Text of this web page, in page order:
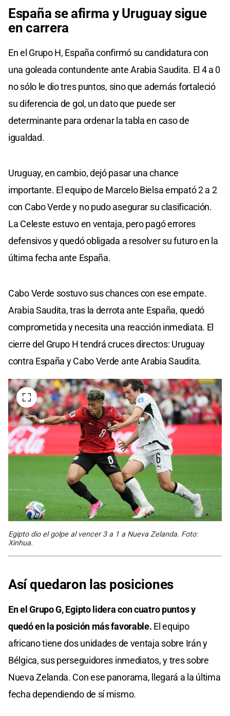
España se afirma y Uruguay sigue
en carrera
En el Grupo H, España confirmó su candidatura con
una goleada contundente ante Arabia Saudita. El 4 a 0
no sólo le dio tres puntos, sino que además fortaleció
su diferencia de gol, un dato que puede ser
determinante para ordenar la tabla en caso de
igualdad.
Uruguay, en cambio, dejó pasar una chance
importante. El equipo de Marcelo Bielsa empató 2 a 2
con Cabo Verde y no pudo asegurar su clasificación.
La Celeste estuvo en ventaja, pero pagó errores
defensivos y quedó obligada a resolver su futuro en la
última fecha ante España.
Cabo Verde sostuvo sus chances con ese empate.
Arabia Saudita, tras la derrota ante España, quedó
comprometida y necesita una reacción inmediata. El
cierre del Grupo H tendrá cruces directos: Uruguay
contra España y Cabo Verde ante Arabia Saudita.
Egipto dio el golpe al vencer 3 a 1 a Nueva Zelanda. Foto:
Xinhua.
Así quedaron las posiciones
En el Grupo G, Egipto lidera con cuatro puntos y
quedó en la posición más favorable. El equipo
africano tiene dos unidades de ventaja sobre Irán y
Bélgica, sus perseguidores inmediatos, y tres sobre
Nueva Zelanda. Con ese panorama, llegará a la última
fecha dependiendo de sí mismo.